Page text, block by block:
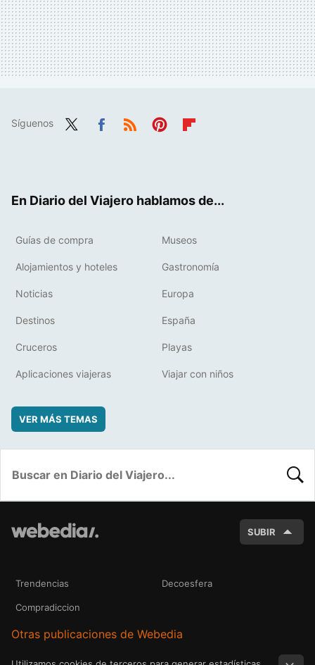
Síguenos
En Diario del Viajero hablamos de...
Guías de compra Museos
Alojamientos y hoteles Gastronomía
Noticias Europa
Destinos España
Cruceros Playas
Aplicaciones viajeras Viajar con niños
VER MÁS TEMAS
SUBIR
Trendencias Decoesfera
Compradiccion
Otras publicaciones de Webedia